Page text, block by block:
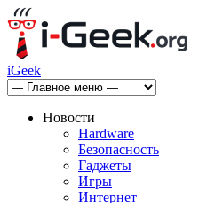
iGeek
Новости
Hardware
Безопасность
Гаджеты
Игры
Интернет